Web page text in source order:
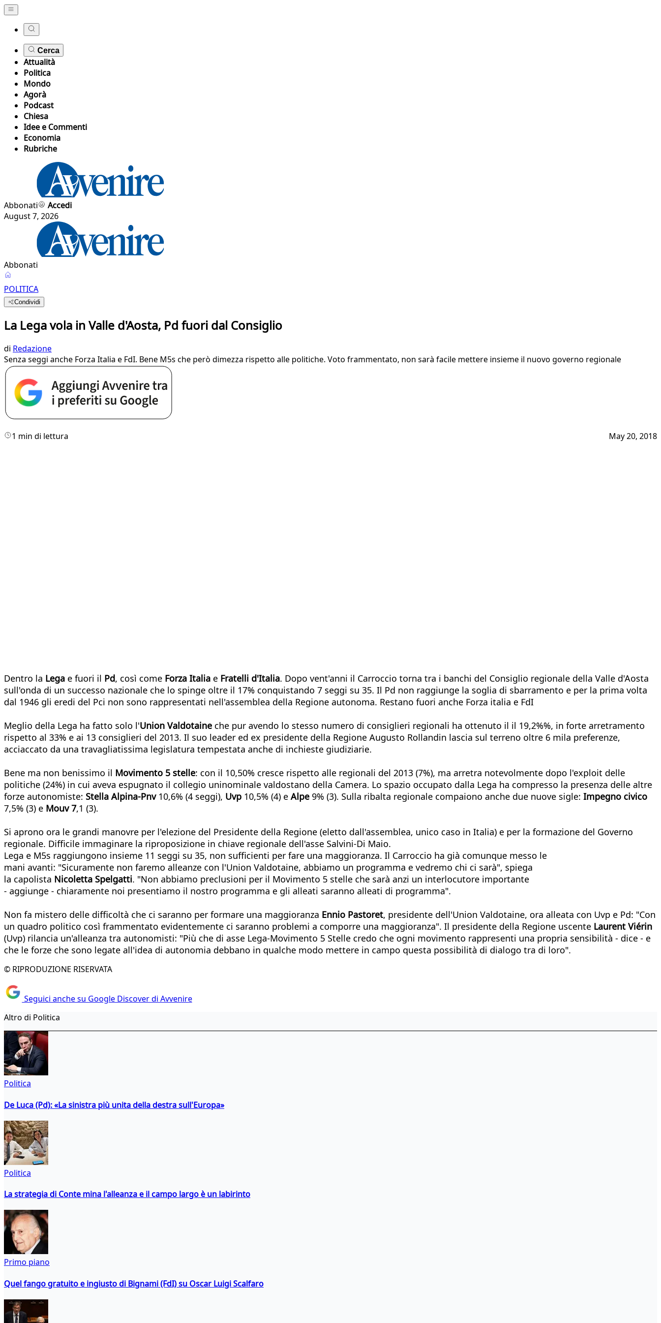
Cerca
Attualità
Politica
Mondo
Agorà
Podcast
Chiesa
Idee e Commenti
Economia
Rubriche
Abbonati
Accedi
August 7, 2026
Abbonati
POLITICA
Condividi
La Lega vola in Valle d'Aosta, Pd fuori dal Consiglio
di Redazione
Senza seggi anche Forza Italia e FdI. Bene M5s che però dimezza rispetto alle politiche. Voto frammentato, non sarà facile mettere insieme il nuovo governo regionale
1 min di lettura May 20, 2018
Dentro la Lega e fuori il Pd, così come Forza Italia e Fratelli d'Italia. Dopo vent'anni il Carroccio torna tra i banchi del Consiglio regionale della Valle d'Aosta
sull'onda di un successo nazionale che lo spinge oltre il 17% conquistando 7 seggi su 35. Il Pd non raggiunge la soglia di sbarramento e per la prima volta
dal 1946 gli eredi del Pci non sono rappresentati nell'assemblea della Regione autonoma. Restano fuori anche Forza italia e FdI
Meglio della Lega ha fatto solo l'Union Valdotaine che pur avendo lo stesso numero di consiglieri regionali ha ottenuto il il 19,2%%, in forte arretramento
rispetto al 33% e ai 13 consiglieri del 2013. Il suo leader ed ex presidente della Regione Augusto Rollandin lascia sul terreno oltre 6 mila preferenze,
acciaccato da una travagliatissima legislatura tempestata anche di inchieste giudiziarie.
Bene ma non benissimo il Movimento 5 stelle: con il 10,50% cresce rispetto alle regionali del 2013 (7%), ma arretra notevolmente dopo l'exploit delle
politiche (24%) in cui aveva espugnato il collegio uninominale valdostano della Camera. Lo spazio occupato dalla Lega ha compresso la presenza delle altre
forze autonomiste: Stella Alpina-Pnv10,6% (4 seggi), Uvp 10,5% (4) e Alpe 9% (3). Sulla ribalta regionale compaiono anche due nuove sigle: Impegno civico
7,5% (3) e Mouv 7,1 (3).
Si aprono ora le grandi manovre per l'elezione del Presidente della Regione (eletto dall'assemblea, unico caso in Italia) e per la formazione del Governo
regionale. Difficile immaginare la riproposizione in chiave regionale dell'asse Salvini-Di Maio.
Lega e M5s raggiungono insieme 11 seggi su 35, non sufficienti per fare una maggioranza. Il Carroccio ha già comunque messo le
mani avanti: "Sicuramente non faremo alleanze con l'Union Valdotaine, abbiamo un programma e vedremo chi ci sarà", spiega
la capolista Nicoletta Spelgatti. "Non abbiamo preclusioni per il Movimento 5 stelle che sarà anzi un interlocutore importante
- aggiunge - chiaramente noi presentiamo il nostro programma e gli alleati saranno alleati di programma".
Non fa mistero delle difficoltà che ci saranno per formare una maggioranza Ennio Pastoret, presidente dell'Union Valdotaine, ora alleata con Uvp e Pd: "Con
un quadro politico così frammentato evidentemente ci saranno problemi a comporre una maggioranza". Il presidente della Regione uscente Laurent Viérin
(Uvp) rilancia un'alleanza tra autonomisti: "Più che di asse Lega-Movimento 5 Stelle credo che ogni movimento rappresenti una propria sensibilità - dice - e
che le forze che sono legate all'idea di autonomia debbano in qualche modo mettere in campo questa possibilità di dialogo tra di loro".
© RIPRODUZIONE RISERVATA
Seguici anche su Google Discover di Avvenire
Altro di Politica
Politica
De Luca (Pd): «La sinistra più unita della destra sull'Europa»
Politica
La strategia di Conte mina l'alleanza e il campo largo è un labirinto
Primo piano
Quel fango gratuito e ingiusto di Bignami (FdI) su Oscar Luigi Scalfaro